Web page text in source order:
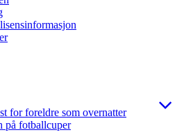
for foreldre som overnatter
på fotballcuper